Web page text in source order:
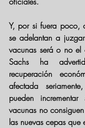
Y, por si fuera poco,
se adelantan a
vacunas será o no el
Sachs ha
recuperación
afectada
pueden
vacunas no
las nuevas cepas que